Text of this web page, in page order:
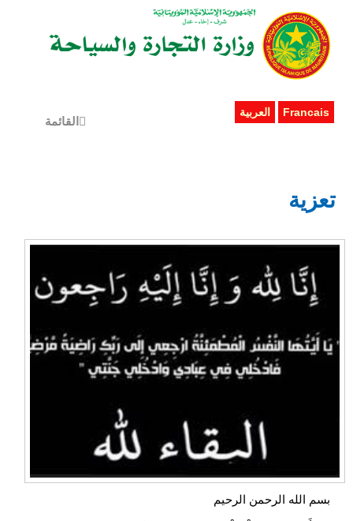
Francais العربية
القائمة
تعزية
بسم الله الرحمن الرحيم